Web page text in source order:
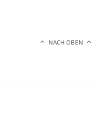
NACH OBEN